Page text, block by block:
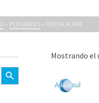
» PLEGABLES » REEGA ALVAR
Mostrando el
Botón de búsqueda